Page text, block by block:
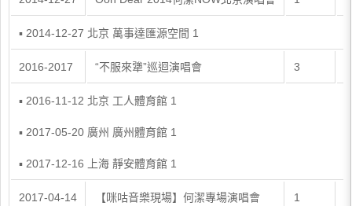
▪ 2014-12-27 北京 萬事達匯源空間 1
2016-2017 “不服來犟”巡迴演唱會 3
▪ 2016-11-12 北京 工人體育館 1
▪ 2017-05-20 廣州 廣州體育館 1
▪ 2017-12-16 上海 靜安體育館 1
2017-04-14 【咪咕音樂現場】何潔專場演唱會 1